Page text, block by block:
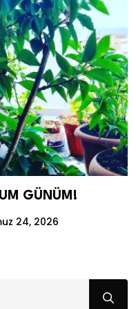
GÜNÜM!
24, 2026